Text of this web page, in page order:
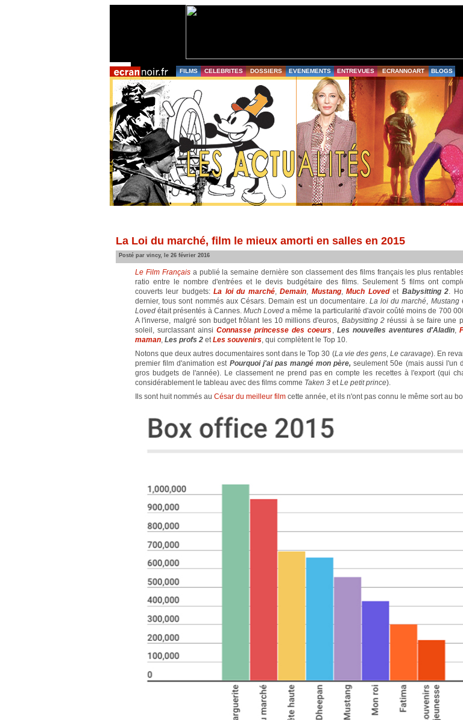
FILMS CELEBRITES DOSSIERS EVENEMENTS ENTREVUES ECRANNOART BLOGS
La Loi du marché, film le mieux amorti en salles en 2015
Posté par vincy, le 26 février 2016
Le Film Françaisa publié la semaine dernière son classement des films français les plus
ratio entre le nombre d'entrées et le devis budgétaire des films. Seulement 5 films ont
couverts leur budgets:La loi du marché,Demain, Mustang,Much Lovedet Babysitting 2.
dernier, tous sont nommés aux Césars. Demain est un documentaire. La loi du marché, Mustang
Loved était présentés à Cannes. Much Loved a même la particularité d'avoir coûté moins de 700
A l'inverse, malgré son budget frôlant les 10 millions d'euros, Babysitting 2 réussi à se faire une
soleil, surclassant ainsiConnasse princesse des coeurs, Les nouvelles aventures d'Aladin,
maman, Les profs 2 etLes souvenirs, qui complètent le Top 10.
Notons que deux autres documentaires sont dans le Top 30 (La vie des gens, Le caravage). En
premier film d'animation est Pourquoi j'ai pas mangé mon père, seulement 50e (mais aussi l'un
gros budgets de l'année). Le classement ne prend pas en compte les recettes à l'export (qui
considérablement le tableau avec des films comme Taken 3 etLe petit prince).
Ils sont huit nommés au César du meilleur film cette année, et ils n'ont pas connu le même sort au